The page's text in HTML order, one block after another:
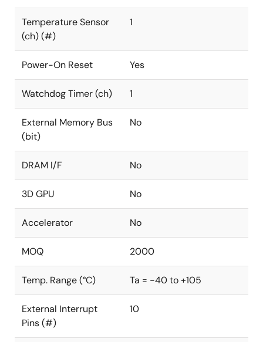
Temperature Sensor
(ch) (#)
1
Power-On Reset Yes
Watchdog Timer (ch) 1
External Memory Bus
(bit)
No
DRAM I/F No
3D GPU No
Accelerator No
MOQ 2000
Temp. Range (°C) Ta = -40 to +105
External Interrupt
Pins (#)
10